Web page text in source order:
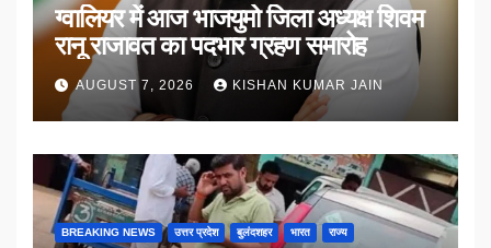
ग्वालियर में आज भाजयुमो जिला अध्यक्ष शिवम
रानू राजावत का पदभार ग्रहण समारोह
AUGUST 7, 2026 KISHAN KUMAR JAIN
BREAKING NEWS उत्तर प्रदेश बुलंदशहर भारत राज्य